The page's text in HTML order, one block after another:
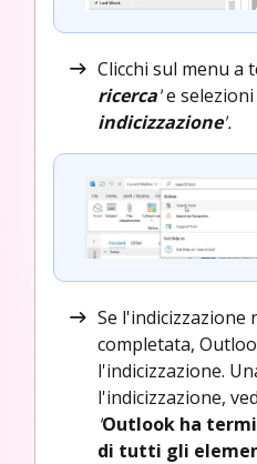
Clicchi sul menu a
ricerca'e selezioni
indicizzazione'.
Se l'indicizzazione
completata,
l'indicizzazione.
l'indicizzazione,
'Outlook ha
di tutti gli